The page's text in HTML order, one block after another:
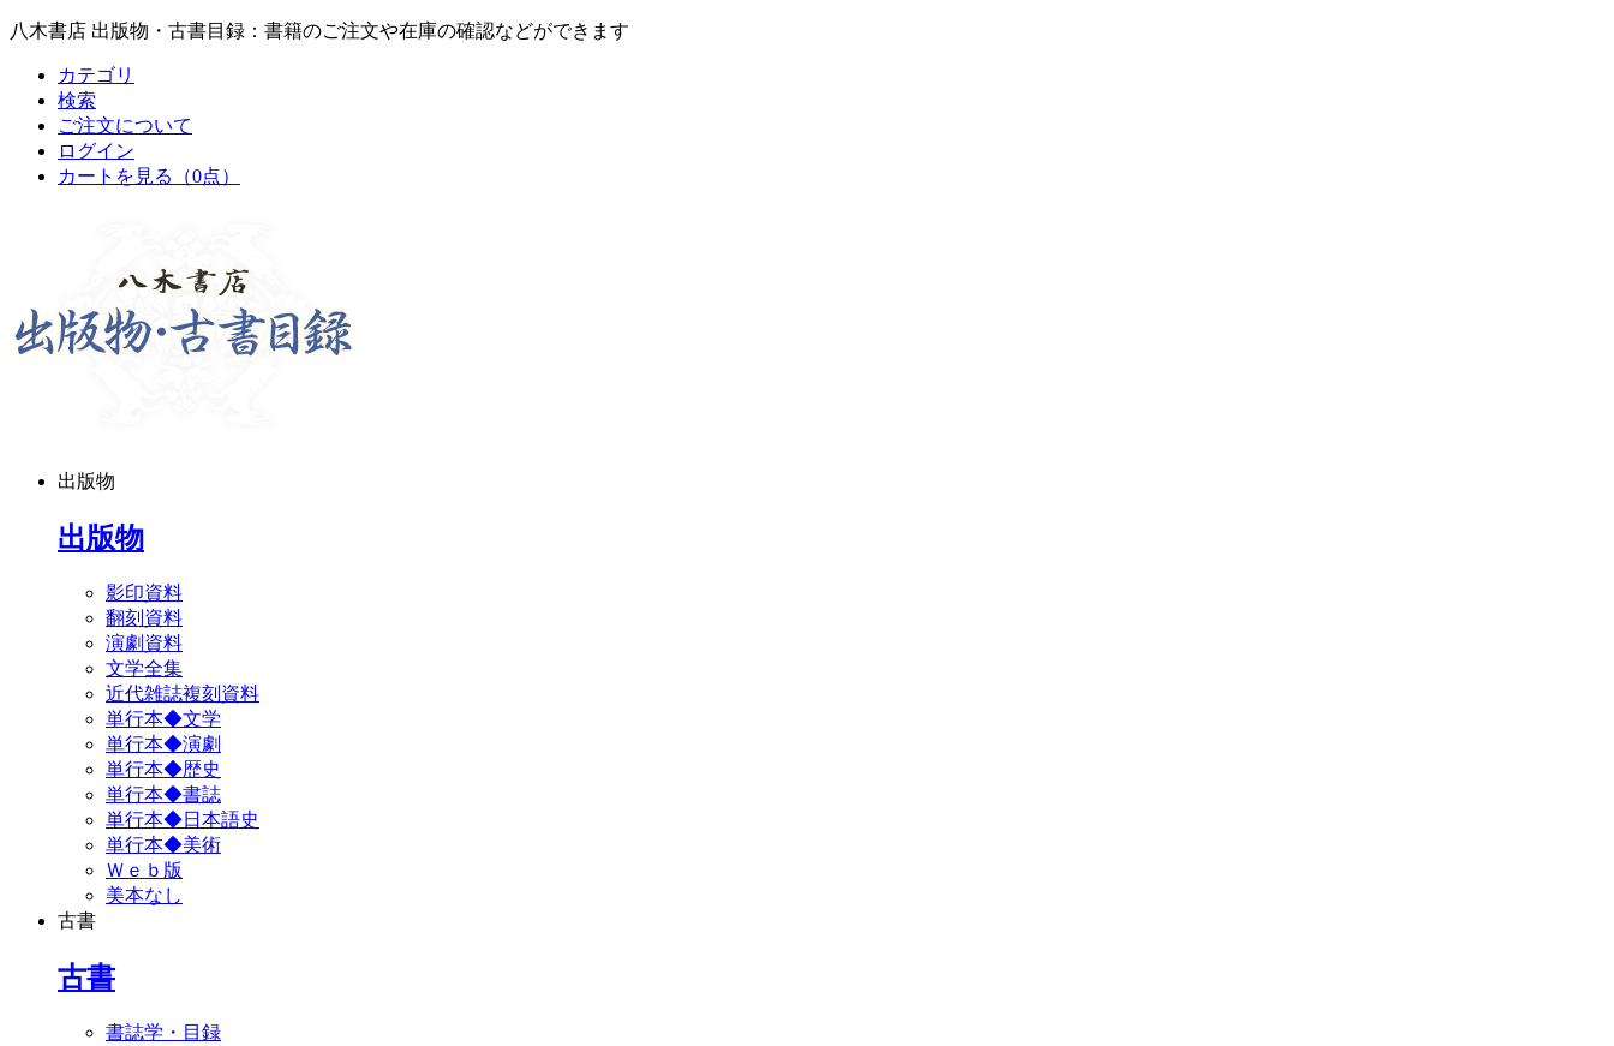
八木書店 出版物・古書目録：書籍のご注文や在庫の確認などができます
カテゴリ
検索
ご注文について
ログイン
カートを見る
（0点）
出版物
出版物
影印資料
翻刻資料
演劇資料
文学全集
近代雑誌複刻資料
単行本◆文学
単行本◆演劇
単行本◆歴史
単行本◆書誌
単行本◆日本語史
単行本◆美術
Ｗｅｂ版
美本なし
古書
古書
書誌学・目録